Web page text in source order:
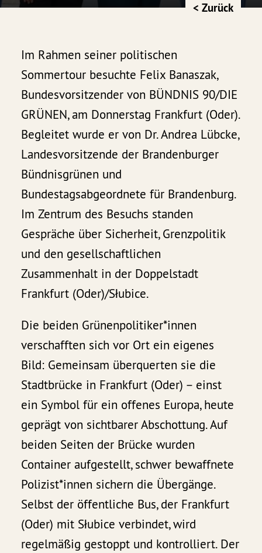
< Zurück
Im Rahmen seiner politischen
Sommertour besuchte Felix Banaszak,
Bundesvorsitzender von BÜNDNIS 90/DIE
GRÜNEN, am Donnerstag Frankfurt (Oder).
Begleitet wurde er von Dr. Andrea Lübcke,
Landesvorsitzende der Brandenburger
Bündnisgrünen und
Bundestagsabgeordnete für Brandenburg.
Im Zentrum des Besuchs standen
Gespräche über Sicherheit, Grenzpolitik
und den gesellschaftlichen
Zusammenhalt in der Doppelstadt
Frankfurt (Oder)/Słubice.
Die beiden Grünenpolitiker*innen
verschafften sich vor Ort ein eigenes
Bild: Gemeinsam überquerten sie die
Stadtbrücke in Frankfurt (Oder) – einst
ein Symbol für ein offenes Europa, heute
geprägt von sichtbarer Abschottung. Auf
beiden Seiten der Brücke wurden
Container aufgestellt, schwer bewaffnete
Polizist*innen sichern die Übergänge.
Selbst der öffentliche Bus, der Frankfurt
(Oder) mit Słubice verbindet, wird
regelmäßig gestoppt und kontrolliert. Der